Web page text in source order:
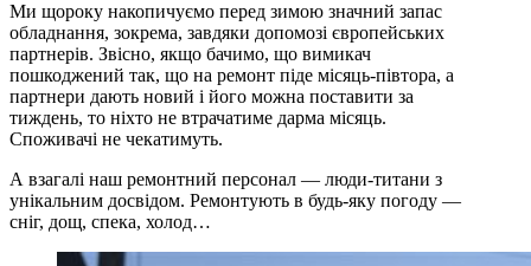
Ми щороку накопичуємо перед зимою значний запас
обладнання, зокрема, завдяки допомозі європейських
партнерів. Звісно, якщо бачимо, що вимикач
пошкоджений так, що на ремонт піде місяць-півтора, а
партнери дають новий і його можна поставити за
тиждень, то ніхто не втрачатиме дарма місяць.
Споживачі не чекатимуть.
А взагалі наш ремонтний персонал — люди-титани з
унікальним досвідом. Ремонтують в будь-яку погоду —
сніг, дощ, спека, холод…